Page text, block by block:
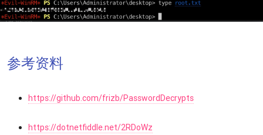
参考资料
https://github.com/frizb/PasswordDecrypts
https://dotnetfiddle.net/2RDoWz